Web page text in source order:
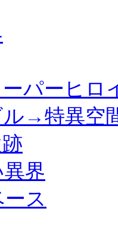
パーヒロ
ル→特異空
界
ス